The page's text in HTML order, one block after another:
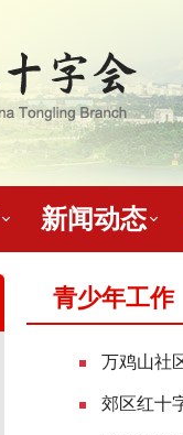
新闻动态
青少年工作
万鸡山社
郊区红十